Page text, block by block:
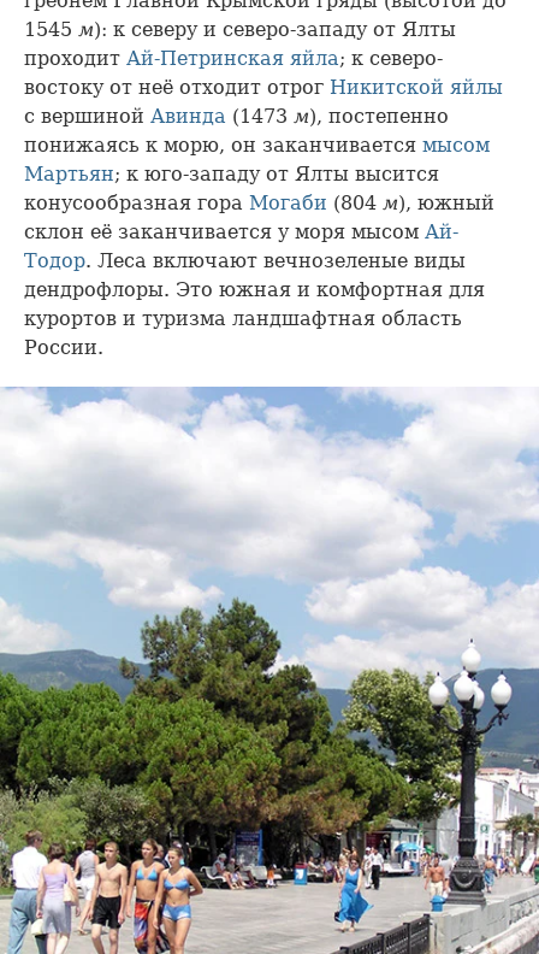
1545 м): к северу и северо-западу от Ялты
проходит Ай-Петринская яйла; к северо-
востоку от неё отходит отрог Никитской яйлы
с вершиной Авинда (1473 м), постепенно
понижаясь к морю, он заканчивается мысом
Мартьян; к юго-западу от Ялты высится
конусообразная гора Могаби (804 м), южный
склон её заканчивается у моря мысом Ай-
Тодор. Леса включают вечнозеленые виды
дендрофлоры. Это южная и комфортная для
курортов и туризма ландшафтная область
России.